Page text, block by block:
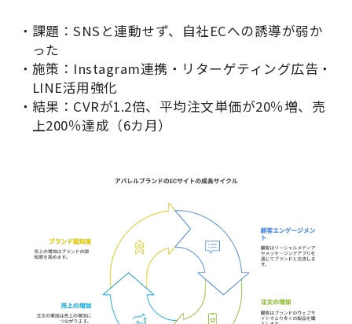
課題：SNSと連動せず、自社ECへの誘導が弱か
った
施策：Instagram連携・リターゲティング広告・
LINE活用強化
結果：CVRが1.2倍、平均注文単価が20％増、売
上200％達成（6カ月）